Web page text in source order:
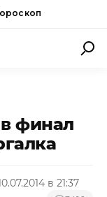
финал
в 21:37